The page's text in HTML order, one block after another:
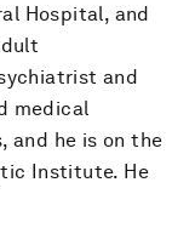
Hospital, and
and
medical
and he is on the
Institute. He